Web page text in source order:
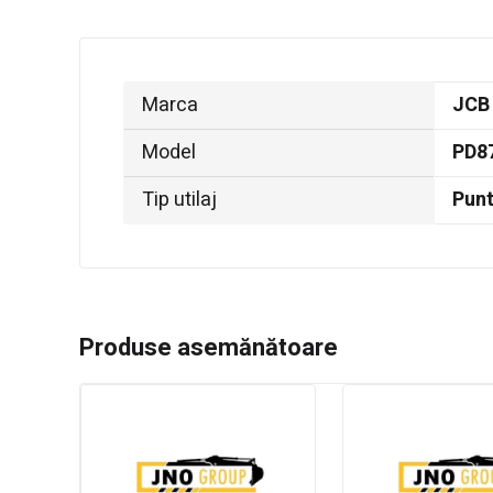
Marca
JCB
Model
Tip utilaj
Produse asemănătoare